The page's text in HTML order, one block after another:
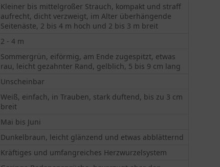
Kleiner bis mittelgroßer Strauch, kompakt und straff
aufrecht, dicht verzweigt, im Alter überhängende
Seitenäste, 2 bis 4 m hoch und 2 bis 3 m breit
2 - 4 m
Sommergrün, eiförmig, am Ende zugespitzt, etwas
rau, leicht gezahnter Rand, gelblich, 5 bis 9 cm lang
Unscheinbar
Weiß, einfach, in Trauben, stark duftend, bis zu 3 cm
breit
Mai bis Juni
Dunkelbraun, leicht glänzend und etwas abblätternd
Kräftiges und umfangreiches Herzwurzelsystem